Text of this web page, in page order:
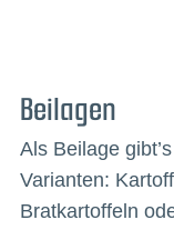
Beilagen
Als Beilage
Varianten:
Bratkartoffeln